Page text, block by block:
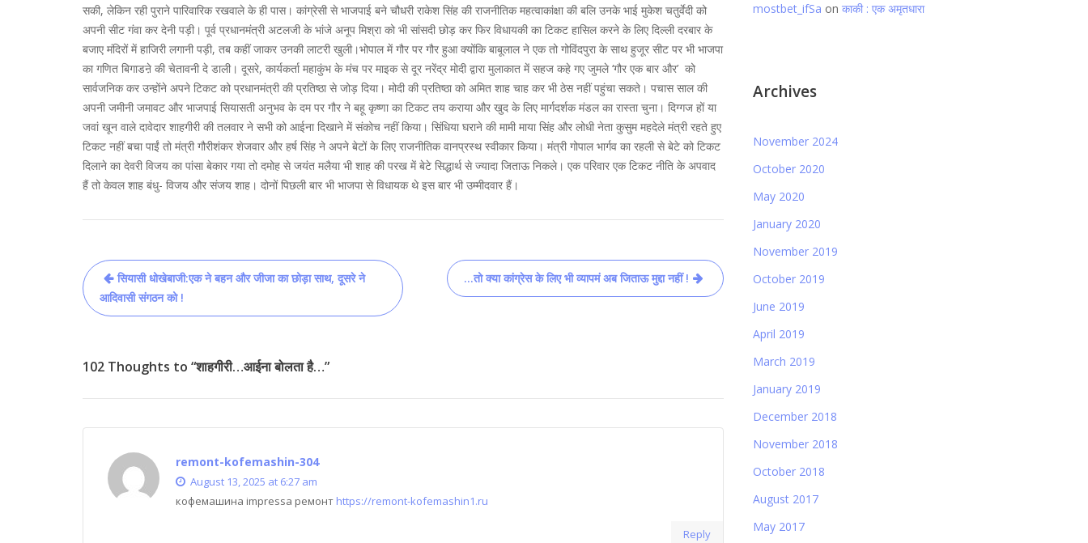
सकी, लेकिन रही पुराने पारिवारिक रखवाले के ही पास। कांग्रेसी से भाजपाई बने चौधरी राकेश सिंह की राजनीतिक महत्वाकांक्षा की बलि उनके भाई मुकेश चतुर्वेदी को
अपनी सीट गंवा कर देनी पड़ी। पूर्व प्रधानमंत्री अटलजी के भांजे अनूप मिश्रा को भी सांसदी छोड़ कर फिर विधायकी का टिकट हासिल करने के लिए दिल्ली दरबार के
बजाए मंदिरों में हाजिरी लगानी पड़ी, तब कहीं जाकर उनकी लाटरी खुली।भोपाल में गौर पर गौर हुआ क्योंकि बाबूलाल ने एक तो गोविंदपुरा के साथ हुजूर सीट पर भी भाजपा
का गणित बिगाडऩे की चेतावनी दे डाली। दूसरे, कार्यकर्ता महाकुंभ के मंच पर माइक से दूर नरेंद्र मोदी द्वारा मुलाकात में सहज कहे गए जुमले ‘गौर एक बार और’ को
सार्वजनिक कर उन्होंने अपने टिकट को प्रधानमंत्री की प्रतिष्ठा से जोड़ दिया। मोदी की प्रतिष्ठा को अमित शाह चाह कर भी ठेस नहीं पहुंचा सकते। पचास साल की
अपनी जमीनी जमावट और भाजपाई सियासती अनुभव के दम पर गौर ने बहू कृष्णा का टिकट तय कराया और खुद के लिए मार्गदर्शक मंडल का रास्ता चुना। दिग्गज हों या
जवां खून वाले दावेदार शाहगीरी की तलवार ने सभी को आईना दिखाने में संकोच नहीं किया। सिंधिया घराने की मामी माया सिंह और लोधी नेता कुसुम महदेले मंत्री रहते हुए
टिकट नहीं बचा पाईं तो मंत्री गौरीशंकर शेजवार और हर्ष सिंह ने अपने बेटों के लिए राजनीतिक वानप्रस्थ स्वीकार किया। मंत्री गोपाल भार्गव का रहली से बेटे को टिकट
दिलाने का देवरी विजय का पांसा बेकार गया तो दमोह से जयंत मलैया भी शाह की परख में बेटे सिद्धार्थ से ज्यादा जिताऊ निकले। एक परिवार एक टिकट नीति के अपवाद
हैं तो केवल शाह बंधु- विजय और संजय शाह। दोनों पिछली बार भी भाजपा से विधायक थे इस बार भी उम्मीदवार हैं।
Post
navigation
सियासी धोखेबाजी:एक ने बहन और जीजा का छोड़ा साथ, दूसरे ने
आदिवासी संगठन को !
…तो क्या कांग्रेस के लिए भी व्यापमं अब जिताऊ मुद्दा नहीं !
102 Thoughts to “शाहगीरी…आईना बोलता है…”
remont-kofemashin-304
August 13, 2025 at 6:27 am
кофемашина impressa ремонт https://remont-kofemashin1.ru
Reply
mostbet_ifSa onकाकी : एक अमृतधारा
Archives
November 2024
October 2020
May 2020
January 2020
November 2019
October 2019
June 2019
April 2019
March 2019
January 2019
December 2018
November 2018
October 2018
August 2017
May 2017